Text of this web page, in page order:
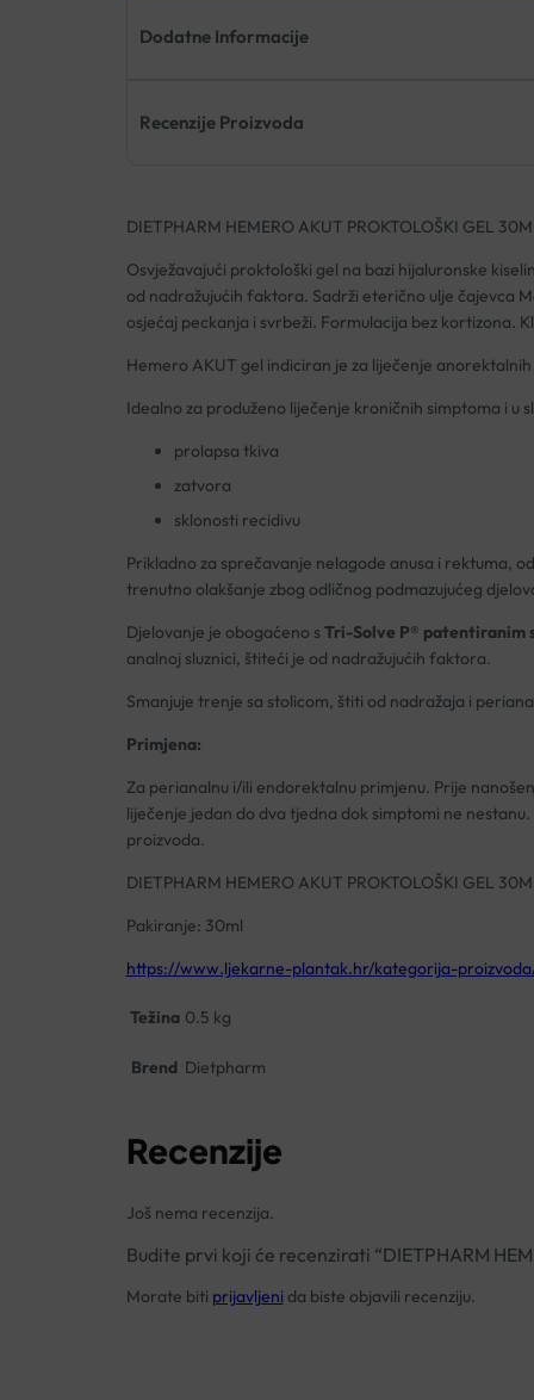
Dodatne Informacije
Recenzije Proizvoda
DIETPHARM HEMERO AKUT PROKTOLOŠKI GEL
Osvježavajući proktološki gel na bazi hijaluronske
od nadražujućih faktora. Sadrži eterično ulje čajevca
osjećaj peckanja i svrbeži. Formulacija bez kortizona.
Hemero AKUT gel indiciran je za liječenje
Idealno za produženo liječenje kroničnih simptoma i u
prolapsa tkiva
zatvora
sklonosti recidivu
Prikladno za sprečavanje nelagode anusa i rektuma,
trenutno olakšanje zbog odličnog podmazujućeg
Djelovanje je obogaćeno s Tri-Solve P® patentiranim
analnoj sluznici, štiteći je od nadražujućih faktora.
Smanjuje trenje sa stolicom, štiti od nadražaja i
Primjena:
Za perianalnu i/ili endorektalnu primjenu. Prije
liječenje jedan do dva tjedna dok simptomi ne
proizvoda.
DIETPHARM HEMERO AKUT PROKTOLOŠKI GEL
Pakiranje: 30ml
https://www.ljekarne-plantak.hr/kategorija-
Težina 0.5 kg
Brend Dietpharm
Recenzije
Još nema recenzija.
Budite prvi koji će recenzirati “DIETPHARM
Morate biti prijavljeni da biste objavili recenziju.